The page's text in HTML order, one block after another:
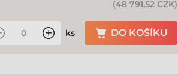
(48 791,52 CZK)
ks DO KOŠÍKU